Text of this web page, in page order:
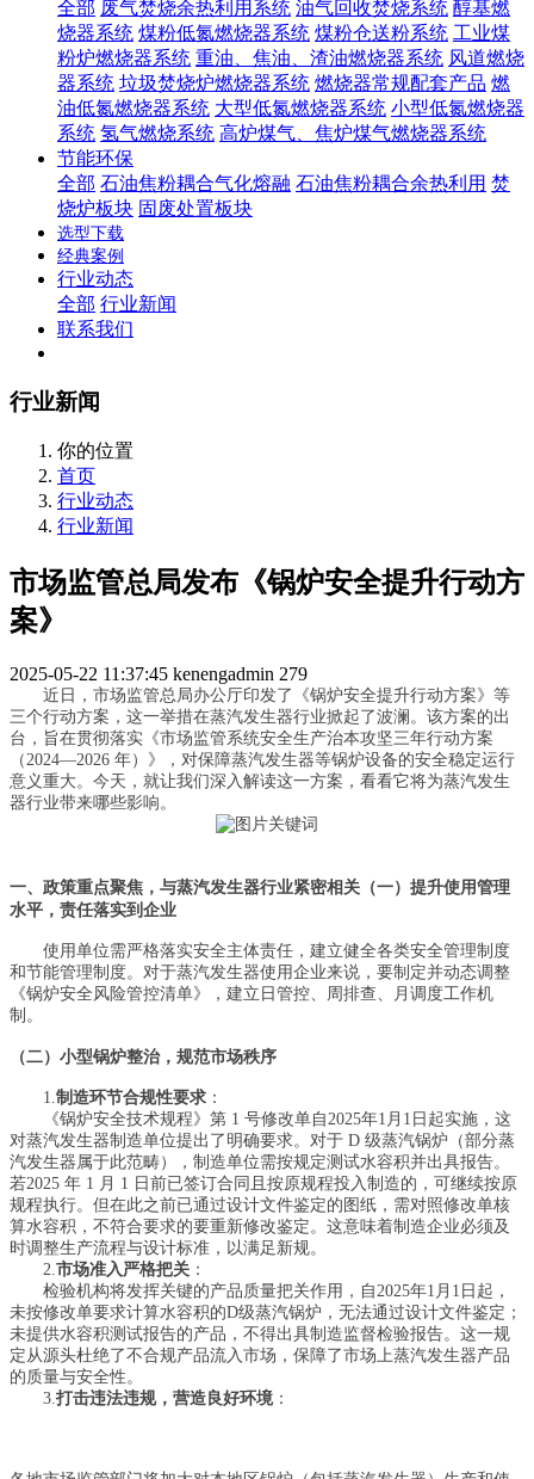
全部 废气焚烧余热利用系统 油气回收焚烧系统 醇基燃
烧器系统 煤粉低氮燃烧器系统 煤粉仓送粉系统 工业煤
粉炉燃烧器系统 重油、焦油、渣油燃烧器系统 风道燃烧
器系统 垃圾焚烧炉燃烧器系统 燃烧器常规配套产品 燃
油低氮燃烧器系统 大型低氮燃烧器系统 小型低氮燃烧器
系统 氢气燃烧系统 高炉煤气、焦炉煤气燃烧器系统
节能环保
全部 石油焦粉耦合气化熔融 石油焦粉耦合余热利用 焚
烧炉板块 固废处置板块
选型下载
经典案例
行业动态
全部 行业新闻
联系我们
行业新闻
你的位置
首页
行业动态
行业新闻
市场监管总局发布《锅炉安全提升行动方
案》
2025-05-22 11:37:45 kenengadmin 279
近日，市场监管总局办公厅印发了《锅炉安全提升行动方案》等
三个行动方案，这一举措在蒸汽发生器行业掀起了波澜。该方案的出
台，旨在贯彻落实《市场监管系统安全生产治本攻坚三年行动方案
（2024—2026 年）》，对保障蒸汽发生器等锅炉设备的安全稳定运行
意义重大。今天，就让我们深入解读这一方案，看看它将为蒸汽发生
器行业带来哪些影响。
一、政策重点聚焦，与蒸汽发生器行业紧密相关 （一）提升使用管理
水平，责任落实到企业
使用单位需严格落实安全主体责任，建立健全各类安全管理制度
和节能管理制度。对于蒸汽发生器使用企业来说，要制定并动态调整
《锅炉安全风险管控清单》，建立日管控、周排查、月调度工作机
制。
（二）小型锅炉整治，规范市场秩序
1.制造环节合规性要求 ：
《锅炉安全技术规程》第 1 号修改单自2025年1月1日起实施，这
对蒸汽发生器制造单位提出了明确要求。对于 D 级蒸汽锅炉（部分蒸
汽发生器属于此范畴），制造单位需按规定测试水容积并出具报告。
若2025 年 1 月 1 日前已签订合同且按原规程投入制造的，可继续按原
规程执行。但在此之前已通过设计文件鉴定的图纸，需对照修改单核
算水容积，不符合要求的要重新修改鉴定。这意味着制造企业必须及
时调整生产流程与设计标准，以满足新规。
2.市场准入严格把关 ：
检验机构将发挥关键的产品质量把关作用， 自2025年1月1日起，
未按修改单要求计算水容积的D级蒸汽锅炉，无法通过设计文件鉴定；
未提供水容积测试报告的产品，不得出具制造监督检验报告。这一规
定从源头杜绝了不合规产品流入市场，保障了市场上蒸汽发生器产品
的质量与安全性。
3.打击违法违规，营造良好环境 ：